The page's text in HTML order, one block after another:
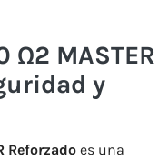
Ω2 MASTER
y
Reforzado es una